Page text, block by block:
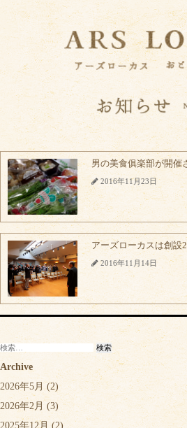
男の美食俱楽部が開催
2016年11月23日
アーズローカスは創設
2016年11月14日
検
索:
Archive
2026年5月 (2)
2026年2月 (3)
2025年12月 (2)